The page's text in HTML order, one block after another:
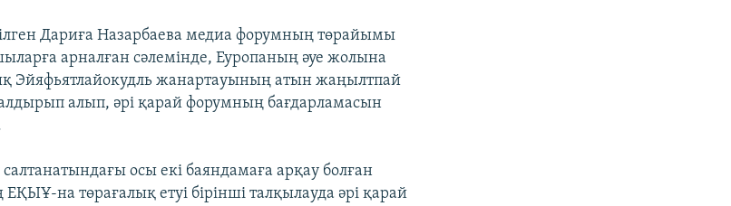
Дариға Назарбаева медиа форумның төрайымы
арналған сәлемінде, Еуропаның әуе жолына
Эйяфьятлайокудль жанартауының атын жаңылтпай
алып, әрі қарай форумның бағдарламасын
осы екі баяндамаға арқау болған
на төрағалық етуі бірінші талқылауда әрі қарай